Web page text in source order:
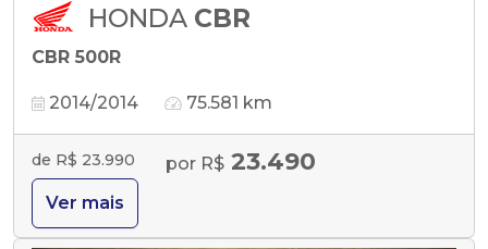
HONDA CBR
CBR 500R
2014/2014 75.581 km
de R$ 23.990 por R$ 23.490
Ver mais